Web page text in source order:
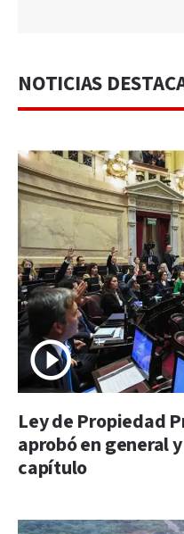
NOTICIAS
Ley de Propiedad
aprobó en general
capítulo